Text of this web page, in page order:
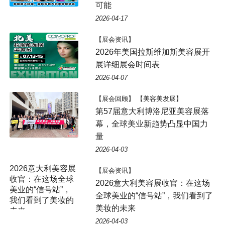
可能
2026-04-17
【展会资讯】
2026年美国拉斯维加斯美容展开
展详细展会时间表
2026-04-07
【展会回顾】 【美容美发展】
第57届意大利博洛尼亚美容展落
幕，全球美业新趋势凸显中国力
量
2026-04-03
2026意大利美容展
收官：在这场全球
美业的“信号站”，
我们看到了美妆的
未来
【展会资讯】
2026意大利美容展收官：在这场
全球美业的“信号站”，我们看到了
美妆的未来
2026-04-03